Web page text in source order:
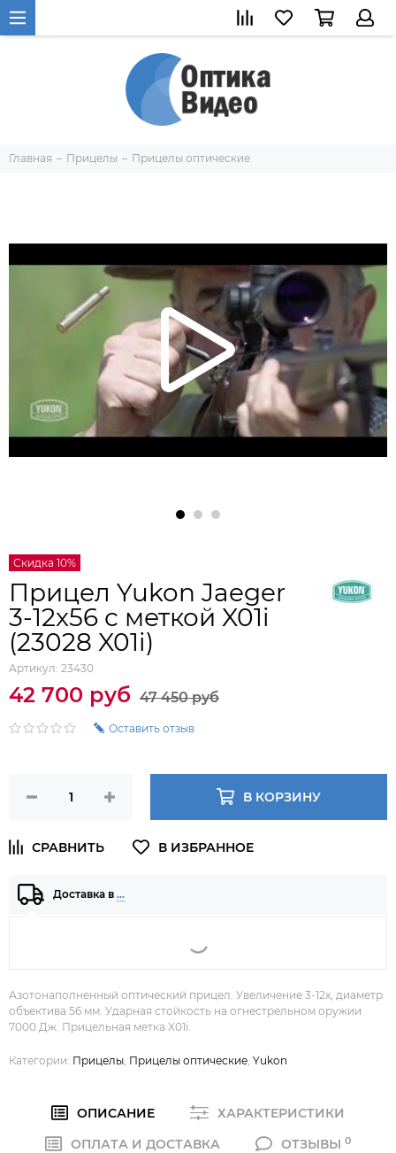
Главная Прицелы Прицелы оптические
Скидка 10%
Прицел Yukon Jaeger
3-12x56 с меткой X01i
(23028 X01i)
Артикул: 23430
42 700 руб 47 450 руб
Оставить отзыв
В КОРЗИНУ
Доставка в …
Азотонаполненный оптический прицел. Увеличение 3-12x, диаметр
объектива 56 мм. Ударная стойкость на огнестрельном оружии
7000 Дж. Прицельная метка X01i.
Категории: Прицелы Прицелы оптические Yukon
ОПИСАНИЕ
ХАРАКТЕРИСТИКИ
ОПЛАТА И ДОСТАВКА
ОТЗЫВЫ 0